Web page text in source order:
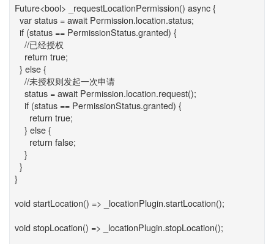
Future<bool> _requestLocationPermission() async {
var status = await Permission.location.status;
if (status == PermissionStatus.granted) {
//已经授权
return true;
} else {
//未授权则发起一次申请
status = await Permission.location.request();
if (status == PermissionStatus.granted) {
return true;
} else {
return false;
}
}
}
void startLocation() => _locationPlugin.startLocation();
void stopLocation() => _locationPlugin.stopLocation();